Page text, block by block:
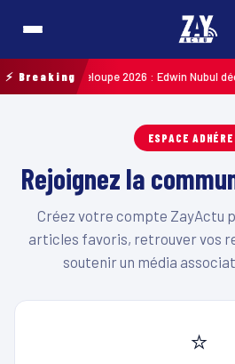
⚡ Breaking
de Guadeloupe 2026 : Edwin Nubul
ESPACE
Rejoignez la
Créez votre compte ZayActu
articles favoris, retrouver vos
soutenir un média
⭐